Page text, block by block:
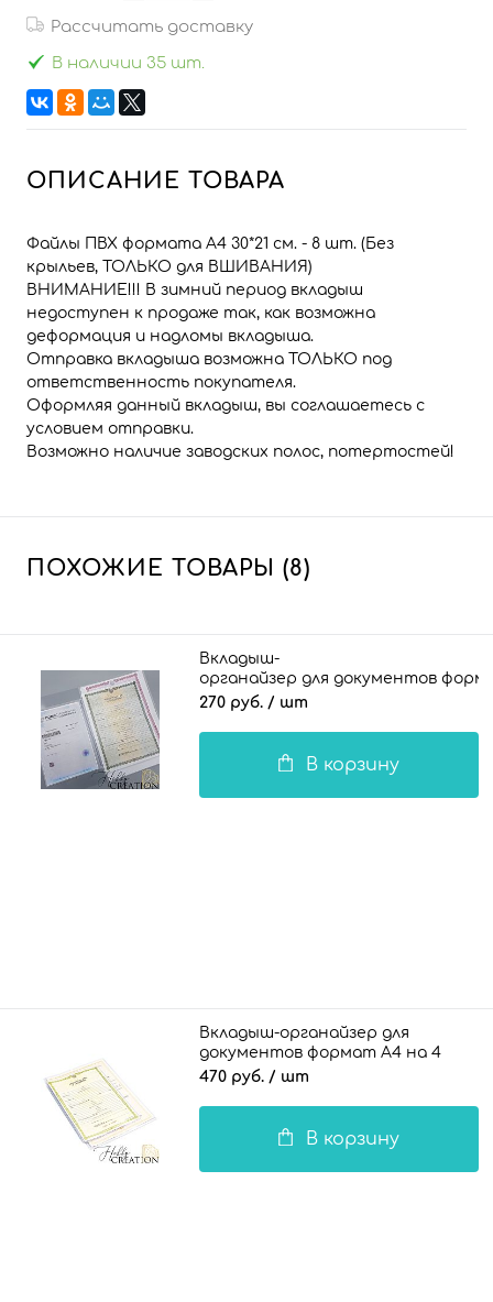
Рассчитать доставку
В наличии 35 шт.
ОПИСАНИЕ ТОВАРА
Файлы ПВХ формата А4 30*21 см. - 8 шт. (Без
крыльев, ТОЛЬКО для ВШИВАНИЯ)
ВНИМАНИЕ!!! В зимний период вкладыш
недоступен к продаже так, как возможна
деформация и надломы вкладыша.
Отправка вкладыша возможна ТОЛЬКО под
ответственность покупателя.
Оформляя данный вкладыш, вы соглашаетесь с
условием отправки.
Возможно наличие заводских полос, потертостей!
ПОХОЖИЕ ТОВАРЫ (8)
Вкладыш-
органайзер для документов
270 руб. / шт
В корзину
Вкладыш-органайзер для
документов формат А4 на 4
комплекта документов / 140 мкн.
470 руб. / шт
В корзину